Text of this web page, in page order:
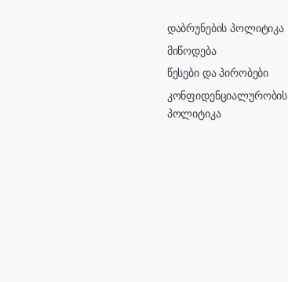
დაბრუნების პოლიტიკა
მიწოდება
წესები და პირობები
კონფიდენციალურობის
პოლიტიკა